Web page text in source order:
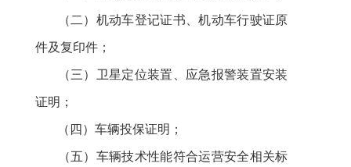
（二）机动车登记证书、机动车行驶证原
件及复印件；
（三）卫星定位装置、应急报警装置安装
证明；
（四）车辆投保证明；
（五） 车辆技术性能符合运营安全相关标